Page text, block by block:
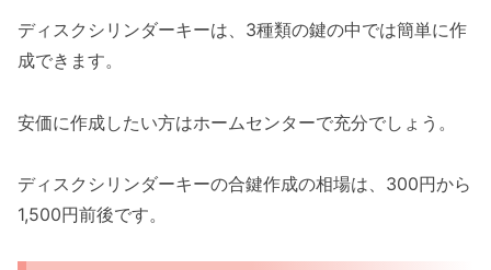
ディスクシリンダーキーは、3種類の鍵の中では簡単に作
成できます。
安価に作成したい方はホームセンターで充分でしょう。
ディスクシリンダーキーの合鍵作成の相場は、300円から
1,500円前後です。